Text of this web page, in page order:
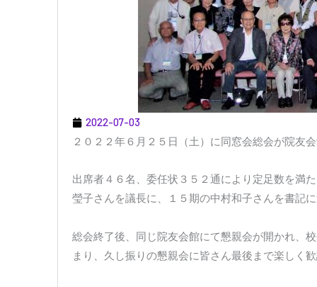
2022-07-03
２０２２年６月２５日（土）に同窓会総会が院友
出席者４６名、委任状３５２通により定足数を満
瑩子さんを議長に、１５期の中村和子さんを書記
総会終了後、同じ院友会館にて懇親会が開かれ、
まり、久し振りの懇親会に皆さん最後まで楽しく歓